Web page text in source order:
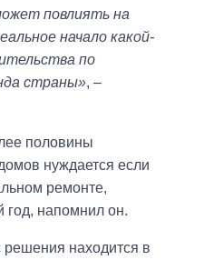
повлиять на
начало какой-
по
страны», –
половины
нуждается если
ремонте,
год, напомнил он.
находится в